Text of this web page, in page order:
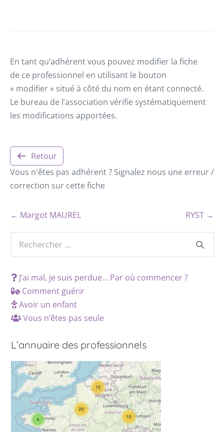
En tant qu’adhérent vous pouvez modifier la fiche
de ce professionnel en utilisant le bouton
« modifier » situé à côté du nom en étant connecté.
Le bureau de l’association vérifie systématiquement
les modifications apportées.
Retour
Vous n'êtes pas adhérent ? Signalez nous une erreur /
correction sur cette fiche
← Margot MAUREL RYST →
J’ai mal, je suis perdue… Par où commencer ?
Comment guérir
Avoir un enfant
Vous n’êtes pas seule
L’annuaire des professionnels